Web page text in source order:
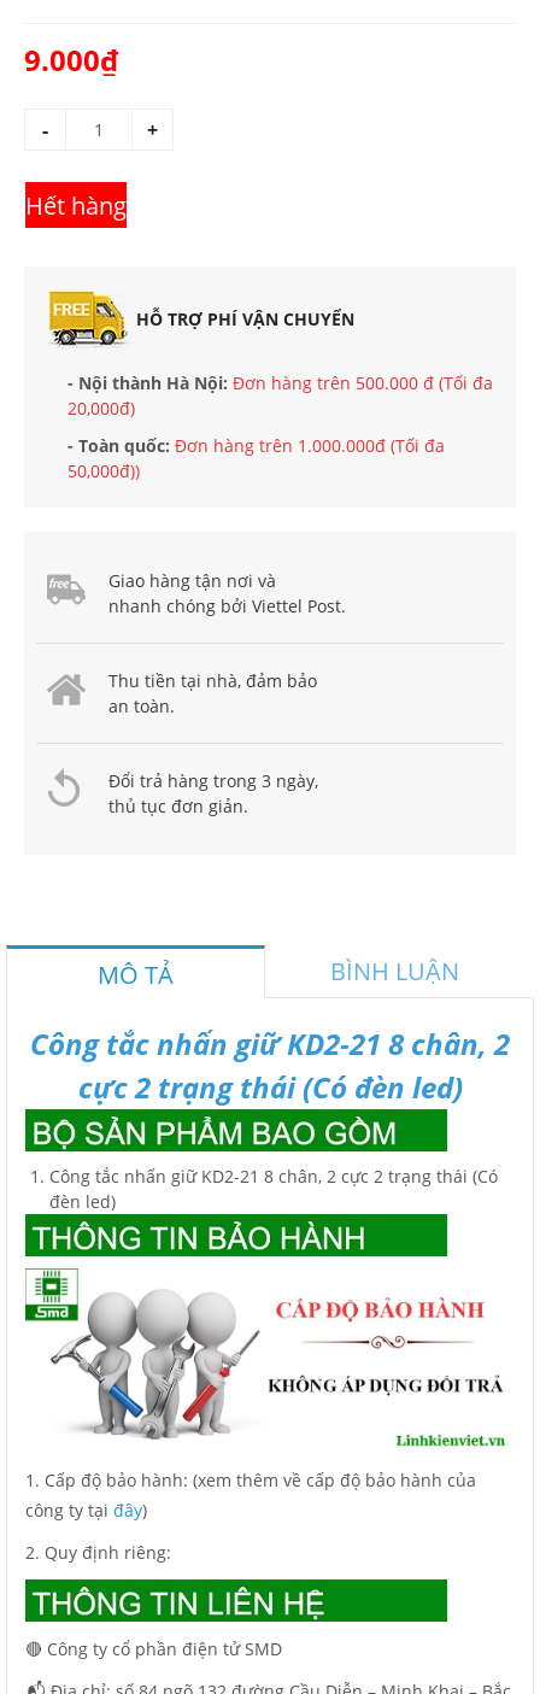
9.000₫
- +
Hết hàng
HỖ TRỢ PHÍ VẬN CHUYỂN
- Nội thành Hà Nội: Đơn hàng trên 500.000 đ (Tối đa
20,000đ)
- Toàn quốc: Đơn hàng trên 1.000.000đ (Tối đa
50,000đ))
Giao hàng tận nơi và
nhanh chóng bởi Viettel Post.
Thu tiền tại nhà, đảm bảo
an toàn.
Đổi trả hàng trong 3 ngày,
thủ tục đơn giản.
MÔ TẢ BÌNH LUẬN
Công tắc nhấn giữ KD2-21 8 chân, 2
cực 2 trạng thái (Có đèn led)
Công tắc nhấn giữ KD2-21 8 chân, 2 cực 2 trạng thái (Có
đèn led)
1. Cấp độ bảo hành: (xem thêm về cấp độ bảo hành của
công ty tại đây)
2. Quy định riêng:
🔴 Công ty cổ phần điện tử SMD